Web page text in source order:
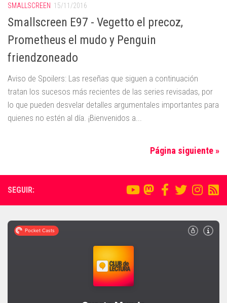
SMALLSCREEN 15/11/2016
Smallscreen E97 - Vegetto el precoz,
Prometheus el mudo y Penguin
friendzoneado
Aviso de Spoilers: Las reseñas que siguen a continuación
tratan los sucesos más recientes de las series revisadas, por
lo que pueden desvelar detalles argumentales importantes para
quienes no estén al día. ¡Bienvenidos a...
Página siguiente »
SEGUIR: